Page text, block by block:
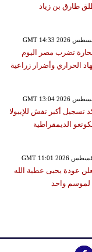
طارق بن زياد
تضرب مصر اليوم
الحراري وأضرار زراعية
تسجيل أكبر تفش للإيبولا
الديمقراطية
عودة يحيى عطية الله
لموسم واحد